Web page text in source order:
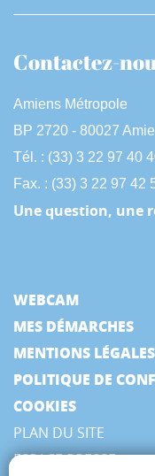
Contactez-
Amiens Métropole
BP 2720 - 80027
Tél. : (33) 3 22 97 40
Fax. : (33) 3 22 97 42
Une question, une
WEBCAM
MES DÉMARCHES
MENTIONS LÉGALES
POLITIQUE DE
COOKIES
PLAN DU SITE
ESPACE PRESSE